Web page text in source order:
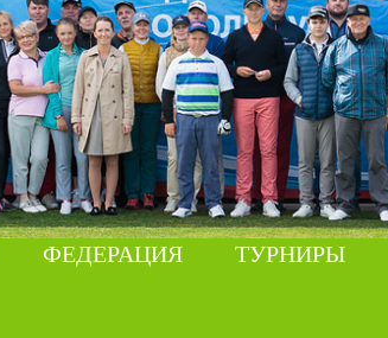
ФЕДЕРАЦИЯ ТУРНИРЫ